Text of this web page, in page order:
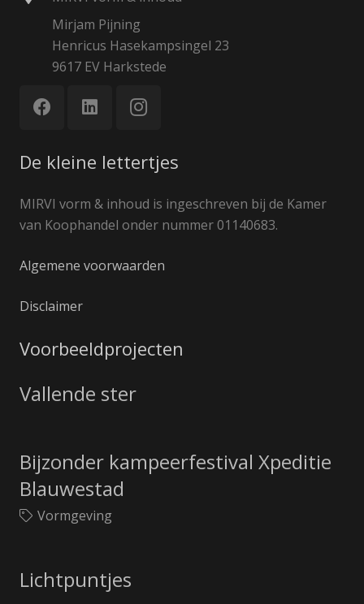
Mirjam Pijning
Henricus Hasekampsingel 23
9617 EV Harkstede
De kleine lettertjes
MIRVI vorm & inhoud is ingeschreven bij de Kamer
van Koophandel onder nummer 01140683.
Algemene voorwaarden
Disclaimer
Voorbeeldprojecten
Vallende ster
Bijzonder kampeerfestival Xpeditie
Blauwestad
Vormgeving
Lichtpuntjes